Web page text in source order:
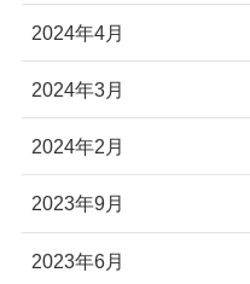
2024年4月
2024年3月
2024年2月
2023年9月
2023年6月